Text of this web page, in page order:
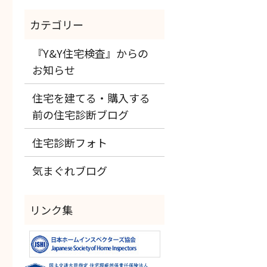
『Y&Y住宅検査』からの
お知らせ
住宅を建てる・購入する
前の住宅診断ブログ
住宅診断フォト
気まぐれブログ